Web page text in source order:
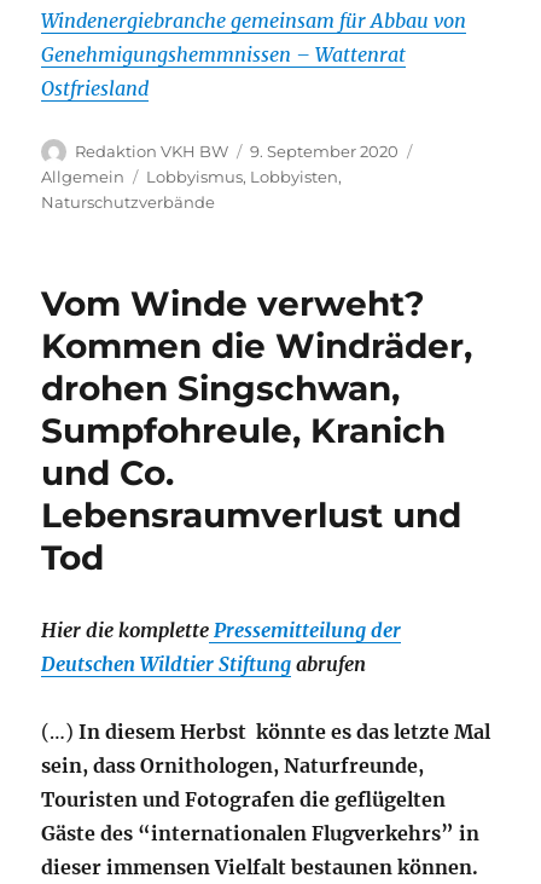
Windenergiebranche gemeinsam für Abbau von
Genehmigungshemmnissen – Wattenrat
Ostfriesland
Autor
Redaktion VKH BW
Veröffentlicht
am
9. September 2020
Allgemein
Schlagwörter
Lobbyismus, Lobbyisten,
Naturschutzverbände
Vom Winde verweht?
Kommen die Windräder,
drohen Singschwan,
Sumpfohreule, Kranich
und Co.
Lebensraumverlust und
Tod
Hier die komplette Pressemitteilung der
Deutschen Wildtier Stiftung abrufen
(…) In diesem Herbst könnte es das letzte Mal
sein, dass Ornithologen, Naturfreunde,
Touristen und Fotografen die geflügelten
Gäste des “internationalen Flugverkehrs” in
dieser immensen Vielfalt bestaunen können.